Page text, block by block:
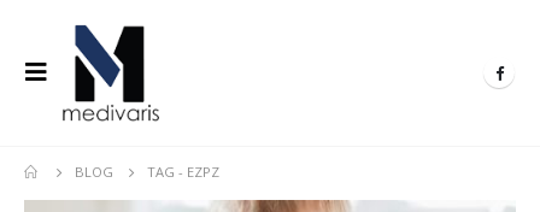
BLOG TAG - EZPZ